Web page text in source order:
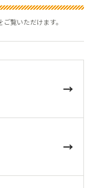
覧いただけます。
→
→